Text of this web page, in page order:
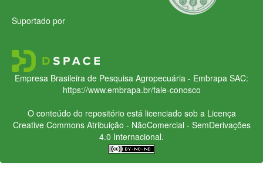
Suportado por
Empresa Brasileira de Pesquisa Agropecuária - Embrapa SAC:
https://www.embrapa.br/fale-conosco
O conteúdo do repositório está licenciado sob a Licença
Creative CommonsAtribuição - NãoComercial - SemDerivações
4.0 Internacional.